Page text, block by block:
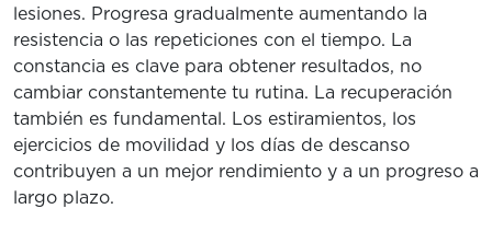
lesiones. Progresa gradualmente aumentando la
resistencia o las repeticiones con el tiempo. La
constancia es clave para obtener resultados, no
cambiar constantemente tu rutina. La recuperación
también es fundamental. Los estiramientos, los
ejercicios de movilidad y los días de descanso
contribuyen a un mejor rendimiento y a un progreso a
largo plazo.